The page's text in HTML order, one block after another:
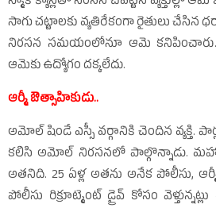
సాగు చట్టాలకు వ్యతిరేకంగా రైతులు చేసిన
నిరసన సమయంలోనూ ఆమె కనిపించారు.
ఆమెకు ఉద్యోగం దక్కలేదు.
ఆర్మీ ఔత్సాహికుడు..
అమోల్‌ షిండే ఎస్సీ వర్గానికి చెందిన
కలిసి అమోల్‌ నిరసనలో పాల్గొన్నాడు.
అతనిది. 25 ఏళ్ల అతను అనేక పోలీసు,
పోలీసు రిక్రూట్మెంట్‌ డ్రైవ్‌ కోసం